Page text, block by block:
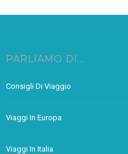
PARLIAMO DI…
Consigli Di Viaggio
Viaggi In Europa
Viaggi In Italia